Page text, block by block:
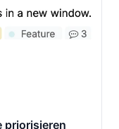
priorisieren